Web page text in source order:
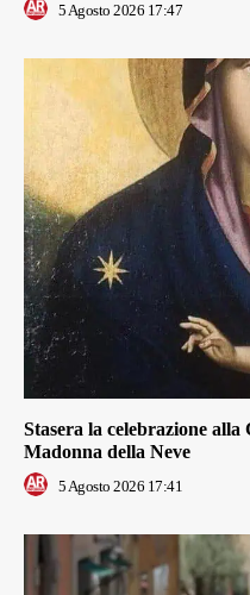
5 Agosto 2026 17:47
Stasera la celebrazione
Madonna della Neve
5 Agosto 2026 17:41